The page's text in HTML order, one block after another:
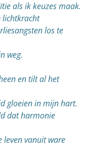
als ik keuzes maak.
lichtkracht
los te
weg.
en tilt al het
gloeien in mijn hart.
dat harmonie
leven vanuit ware